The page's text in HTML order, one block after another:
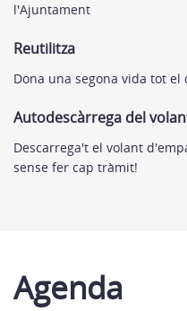
l'Ajuntament
Reutilitza
Dona una segona vida tot
Autodescàrrega del
Descarrega't el volant
sense fer cap tràmit!
Agenda